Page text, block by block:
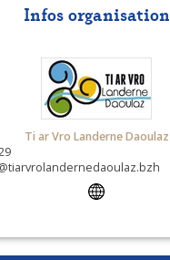
Infos organisation
Ti ar Vro Landerne Daoulaz